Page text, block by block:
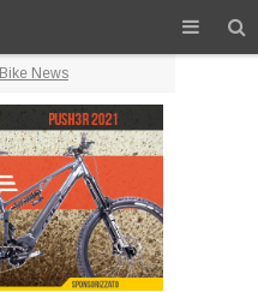
Bike News